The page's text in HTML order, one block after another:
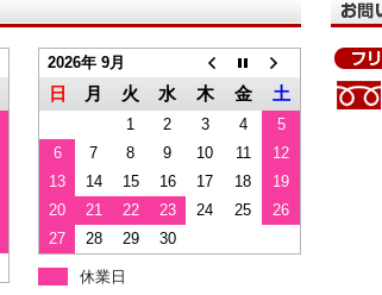
2026年 9月
日 月 火 水 木 金 土
1 2 3 4
5
6
7 8 9 10 11
12
13
14 15 16 17 18
19
20
21 22 23 24 25
26
27
28 29 30
休業日